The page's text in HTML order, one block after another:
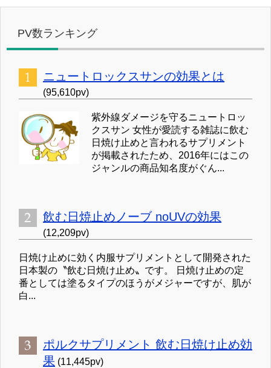
PV数ランキング
ニュートロックスサンの効果とは
(95,610pv)
紫外線ダメージを守るニュートロッ
クスサン 女性が愛読する雑誌に飲む
日焼け止めと言われるサプリメント
が掲載されたため、2016年にはこの
ジャンルの商品知名度がぐん...
飲む日焼止めノーブ noUVの効果
(12,209pv)
日焼け止めに効く内服サプリメントとして開発された
日本製の〝飲む日焼け止め〟です。 日焼け止めの定
番としては塗るタイプのほうがメジャーですが、肌が
白...
ポルクサプリメント 飲む日焼け止め効
果 (11,445pv)